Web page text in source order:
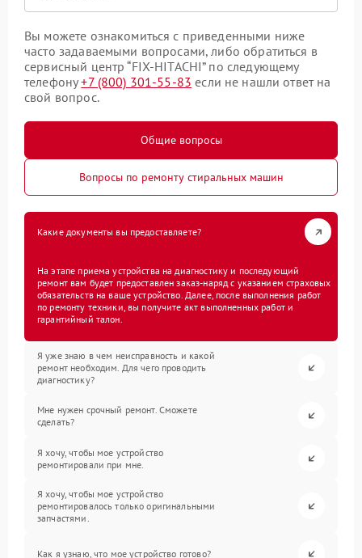
Вы можете ознакомиться с приведенными ниже
часто задаваемыми вопросами, либо обратиться в
сервисный центр “FIX-HITACHI” по следующему
телефону+7 (800) 301-55-83 если не нашли ответ на
свой вопрос.
Общие вопросы
Вопросы по ремонту стиральных машин
Какие документы вы предоставляете?
На этапе приема устройства на диагностику и последующий
ремонт вам будет предоставлен заказ-наряд с указанием страховых
обязательств на ваше устройство. Далее, после выполнения работ
по ремонту техники, вы получите акт выполненных работ и
гарантийный талон.
Я уже знаю в чем неисправность и какой
ремонт необходим. Для чего проводить
диагностику?
Мне нужен срочный ремонт. Сможете
сделать?
Я хочу, чтобы мое устройство
ремонтировали при мне.
Я хочу, чтобы мое устройство
ремонтировалось только оригинальными
запчастями.
Как я узнаю, что мое устройство готово?